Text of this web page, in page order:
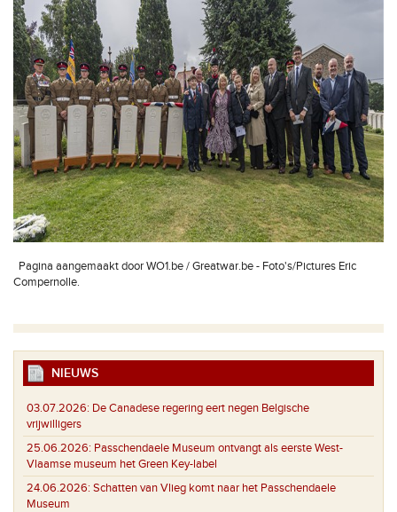
Pagina aangemaakt door WO1.be / Greatwar.be - Foto's/Pictures Eric
Compernolle.
NIEUWS
03.07.2026: De Canadese regering eert negen Belgische
vrijwilligers
25.06.2026: Passchendaele Museum ontvangt als eerste West-
Vlaamse museum het Green Key-label
24.06.2026: Schatten van Vlieg komt naar het Passchendaele
Museum